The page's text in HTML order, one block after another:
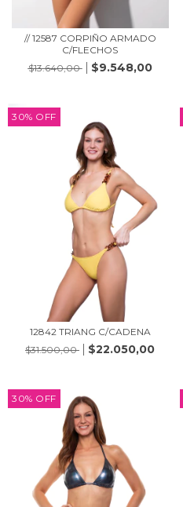
// 12587 CORPIÑO ARMADO
C/FLECHOS
$13.640,00
$9.548,00
30% OFF
12842 TRIANG C/CADENA
$31.500,00
$22.050,00
30% OFF